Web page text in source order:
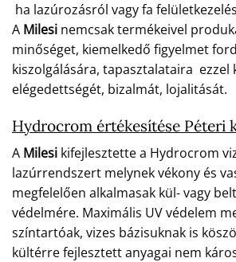
ha lazúrozásról vagy fa
A Milesi nemcsak termékeivel
minőséget, kiemelkedő figyelmet
kiszolgálására, tapasztalataira ezzel
elégedettségét, bizalmát, lojalitását.
Hydrocrom értékesítése Péteri
A Milesi kifejlesztette a Hydrocrom
lazúrrendszert melynek vékony és
megfelelően alkalmasak kül- vagy
védelmére. Maximális UV védelem
színtartóak, vizes bázisuknak is
kültérre fejlesztett anyagai nem